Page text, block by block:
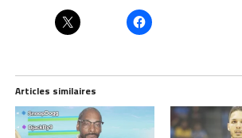
Articles similaires